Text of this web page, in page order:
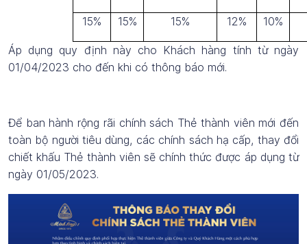
15% 15% 15% 12% 10%
Áp dụng quy định này cho Khách hàng tính từ ngày
01/04/2023 cho đến khi có thông báo mới.
Để ban hành rộng rãi chính sách Thẻ thành viên mới đến
toàn bộ người tiêu dùng, các chính sách hạ cấp, thay đổi
chiết khấu Thẻ thành viên sẽ chính thức được áp dụng từ
ngày 01/05/2023.